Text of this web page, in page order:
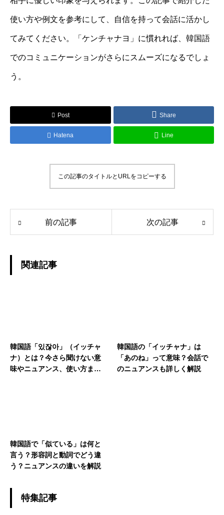
使い方や例文を参考にして、自信を持って会話に活かし
てみてください。「ケンチャナヨ」に慣れれば、韓国語
でのコミュニケーションがさらにスムーズになるでしょ
う。
Post Share
Hatena Line
この記事のタイトルとURLをコピーする
前の記事 次の記事
関連記事
韓国語「있잖아」（イッチャ
ナ）とは？今さら聞けない意
味やニュアンス、使い方まで
韓国語の「イッチャナ」は
「あのね」って意味？会話で
のニュアンスも詳しく解説
韓国語で「似ている」は何と
言う？形容詞と動詞でどう違
う？ニュアンスの違いを解説
特集記事